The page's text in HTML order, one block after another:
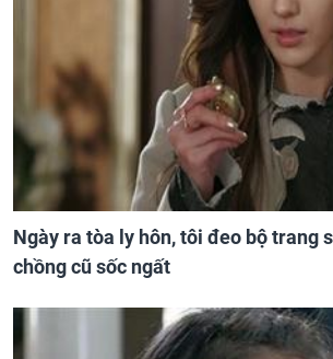
Ngày ra tòa ly hôn, tôi đeo bộ trang
chồng cũ sốc ngất